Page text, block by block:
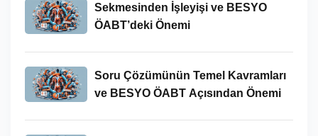
Sekmesinden İşleyişi ve BESYO
ÖABT’deki Önemi
Soru Çözümünün Temel Kavramları
ve BESYO ÖABT Açısından Önemi